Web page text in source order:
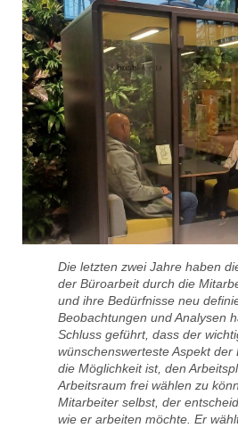
Die letzten zwei Jahre haben
der Büroarbeit durch die
und ihre Bedürfnisse neu
Beobachtungen und Analysen
Schluss geführt, dass der
wünschenswerteste Aspekt der
die Möglichkeit ist, den
Arbeitsraum frei wählen zu
Mitarbeiter selbst, der
wie er arbeiten möchte. Er